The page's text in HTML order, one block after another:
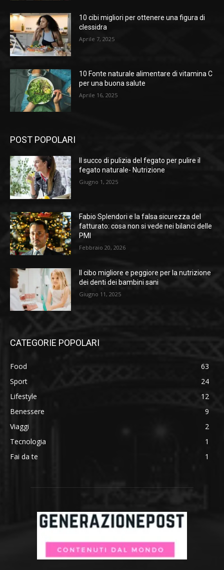
10 cibi migliori per ottenere una figura di
clessidra
Aprile 7, 2025
10 Fonte naturale alimentare di vitamina C
per una buona salute
Aprile 16, 2025
POST POPOLARI
Il succo di pulizia del fegato per pulire il
fegato naturale- Nutrizione
Giugno 1, 2025
Fabio Splendori e la falsa sicurezza del
fatturato: cosa non si vede nei bilanci delle
PMI
Febbraio 20, 2026
Il cibo migliore e peggiore per la nutrizione
dei denti dei bambini sani
Giugno 11, 2025
CATEGORIE POPOLARI
Food
63
Sport
24
Lifestyle
12
Benessere
9
Viaggi
2
Tecnologia
1
Fai da te
1